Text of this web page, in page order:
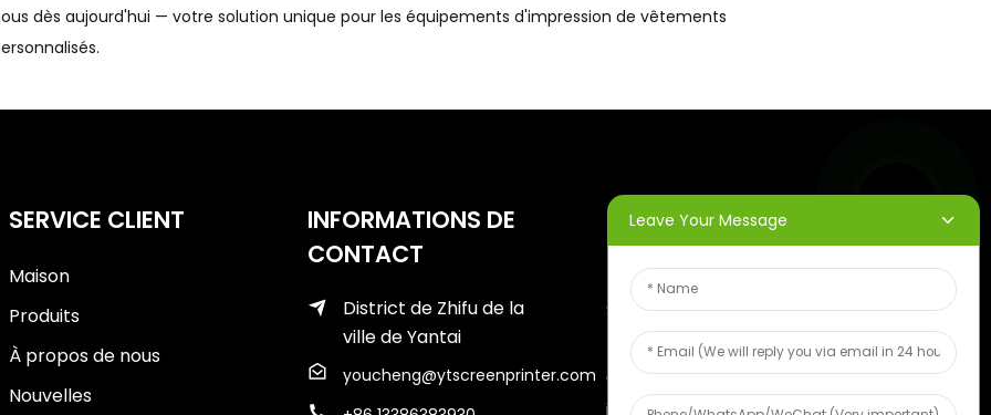
dès aujourd'hui — votre solution unique pour les équipements d'impression de vêtements
SERVICE CLIENT
Maison
Produits
À propos de nous
Nouvelles
INFORMATIONS DE
CONTACT
District de Zhifu de la
ville de Yantai
youcheng@ytscreenprinter.com
BULLETINS
D'INFORMATION
Saisissez votre adresse e-
mail et nous vous
enverrons les dernières
Leave Your Message